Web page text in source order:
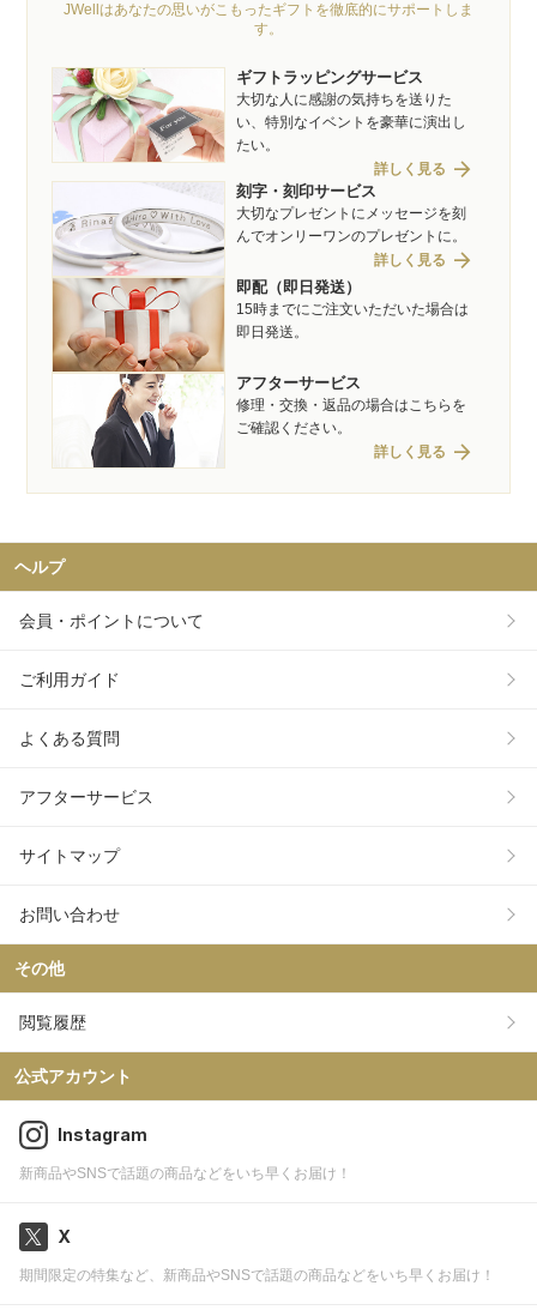
JWellはあなたの思いがこもったギフトを徹底的にサポートしま
す。
ギフトラッピングサービス
大切な人に感謝の気持ちを送りた
い、特別なイベントを豪華に演出し
たい。
詳しく見る arrow_forward
刻字・刻印サービス
大切なプレゼントにメッセージを刻
んでオンリーワンのプレゼントに。
詳しく見る arrow_forward
即配（即日発送）
15時までにご注文いただいた場合は
即日発送。
アフターサービス
修理・交換・返品の場合はこちらを
ご確認ください。
詳しく見る arrow_forward
ヘルプ
会員・ポイントについて
ご利用ガイド
よくある質問
アフターサービス
サイトマップ
お問い合わせ
その他
閲覧履歴
公式アカウント
Instagram
新商品やSNSで話題の商品などをいち早くお届け！
X
期間限定の特集など、新商品やSNSで話題の商品などをいち早くお届け！